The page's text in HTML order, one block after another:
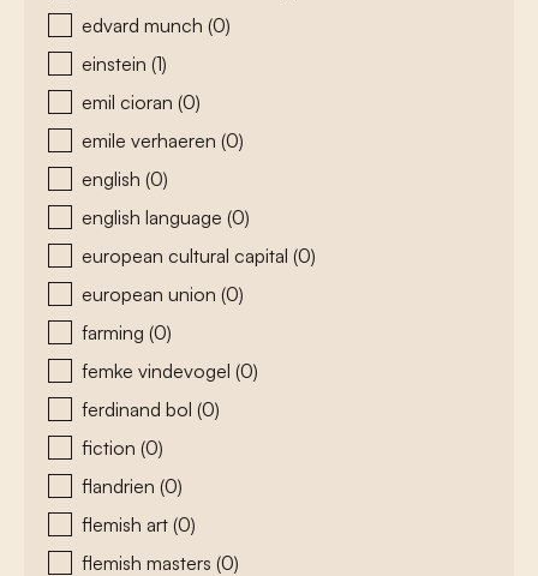
edvard munch (0)
einstein (1)
emil cioran (0)
emile verhaeren (0)
english (0)
english language (0)
european cultural capital (0)
european union (0)
farming (0)
femke vindevogel (0)
ferdinand bol (0)
fiction (0)
flandrien (0)
flemish art (0)
flemish masters (0)